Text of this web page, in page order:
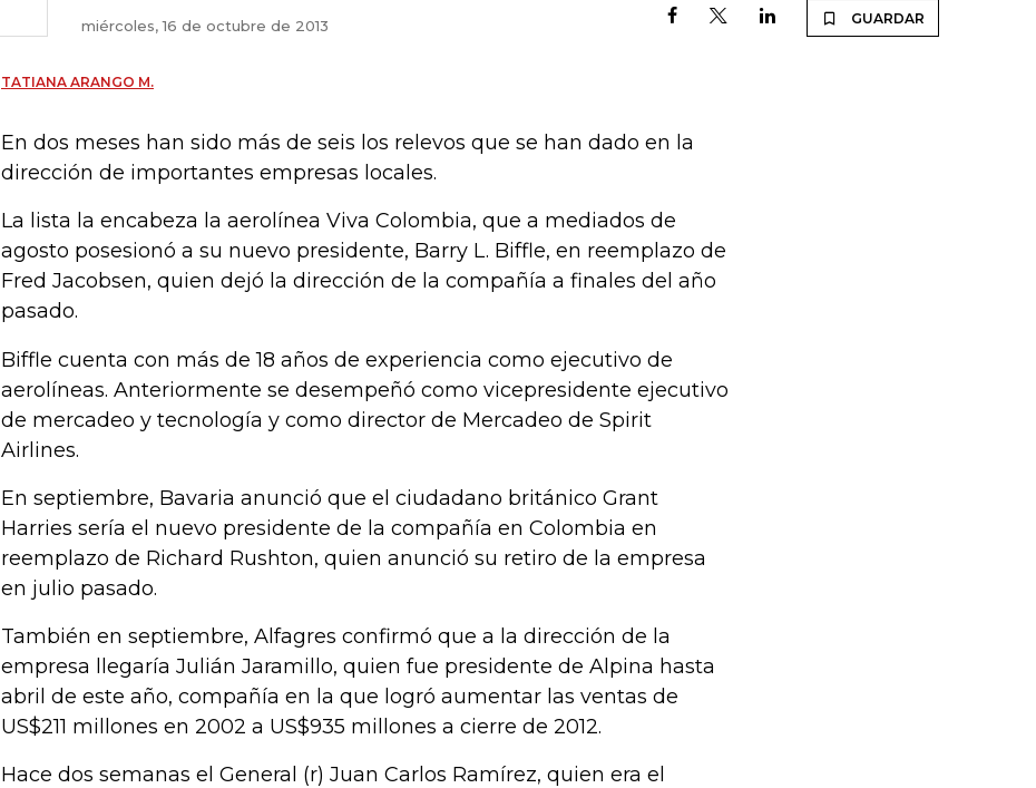
miércoles, 16 de octubre de 2013 GUARDAR
TATIANA ARANGO M.
En dos meses han sido más de seis los relevos que se han dado en la
dirección de importantes empresas locales.
La lista la encabeza la aerolínea Viva Colombia, que a mediados de
agosto posesionó a su nuevo presidente, Barry L. Biffle, en reemplazo de
Fred Jacobsen, quien dejó la dirección de la compañía a finales del año
pasado.
Biffle cuenta con más de 18 años de experiencia como ejecutivo de
aerolíneas. Anteriormente se desempeñó como vicepresidente ejecutivo
de mercadeo y tecnología y como director de Mercadeo de Spirit
Airlines.
En septiembre, Bavaria anunció que el ciudadano británico Grant
Harries sería el nuevo presidente de la compañía en Colombia en
reemplazo de Richard Rushton, quien anunció su retiro de la empresa
en julio pasado.
También en septiembre, Alfagres confirmó que a la dirección de la
empresa llegaría Julián Jaramillo, quien fue presidente de Alpina hasta
abril de este año, compañía en la que logró aumentar las ventas de
US$211 millones en 2002 a US$935 millones a cierre de 2012.
Hace dos semanas el General (r) Juan Carlos Ramírez, quien era el